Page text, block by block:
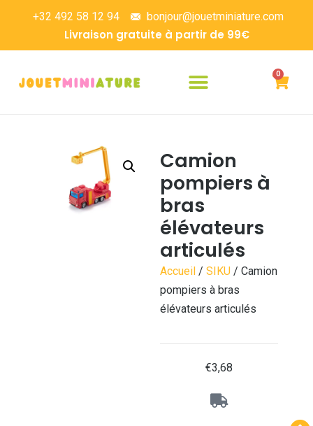
+32 492 58 12 94 bonjour@jouetminiature.com
Livraison gratuite à partir de 99€
0
Camion
pompiers à
bras
élévateurs
articulés
Accueil/ SIKU/ Camion
pompiers à bras
élévateurs articulés
€3,68